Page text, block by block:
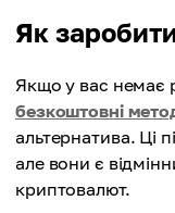
Як
Якщо у вас немає
безкоштовні
альтернатива. Ці
але вони є
криптовалют.